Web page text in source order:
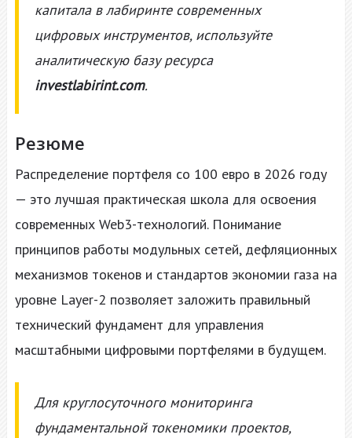
капитала в лабиринте современных
цифровых инструментов, используйте
аналитическую базу ресурса
investlabirint.com.
Резюме
Распределение портфеля со 100 евро в 2026 году
— это лучшая практическая школа для освоения
современных Web3-технологий. Понимание
принципов работы модульных сетей, дефляционных
механизмов токенов и стандартов экономии газа на
уровне Layer-2 позволяет заложить правильный
технический фундамент для управления
масштабными цифровыми портфелями в будущем.
Для круглосуточного мониторинга
фундаментальной токеномики проектов,